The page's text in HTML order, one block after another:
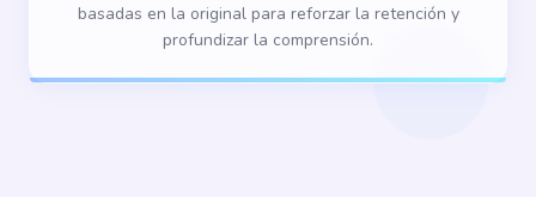
basadas en la original para reforzar la retención y
profundizar la comprensión.